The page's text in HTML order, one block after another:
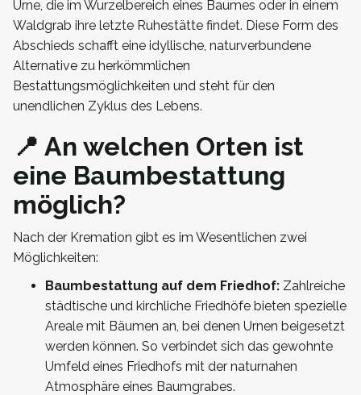
Urne, die im Wurzelbereich eines Baumes oder in einem
Waldgrab ihre letzte Ruhestätte findet. Diese Form des
Abschieds schafft eine idyllische, naturverbundene
Alternative zu herkömmlichen
Bestattungsmöglichkeiten und steht für den
unendlichen Zyklus des Lebens.
📍 An welchen Orten ist
eine Baumbestattung
möglich?
Nach der Kremation gibt es im Wesentlichen zwei
Möglichkeiten:
Baumbestattung auf dem Friedhof: Zahlreiche
städtische und kirchliche Friedhöfe bieten spezielle
Areale mit Bäumen an, bei denen Urnen beigesetzt
werden können. So verbindet sich das gewohnte
Umfeld eines Friedhofs mit der naturnahen
Atmosphäre eines Baumgrabes.